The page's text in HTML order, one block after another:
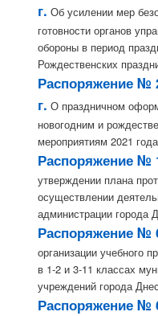
г. Об усилении мер
готовности органов
обороны в период
Рождественских
Распоряжение №
г. О праздничном
новогодним и
мероприятиям 2021
Распоряжение №
утверждении плана
осуществлении
администрации города
Распоряжение №
организации учебного
в 1-2 и 3-11 классах
учреждений города
Распоряжение №